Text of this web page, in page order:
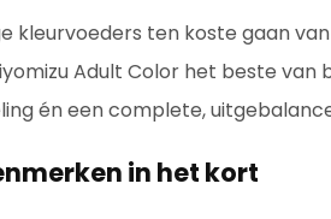
kleurvoeders ten koste gaan
Adult Color het beste van
én een complete,
in het kort